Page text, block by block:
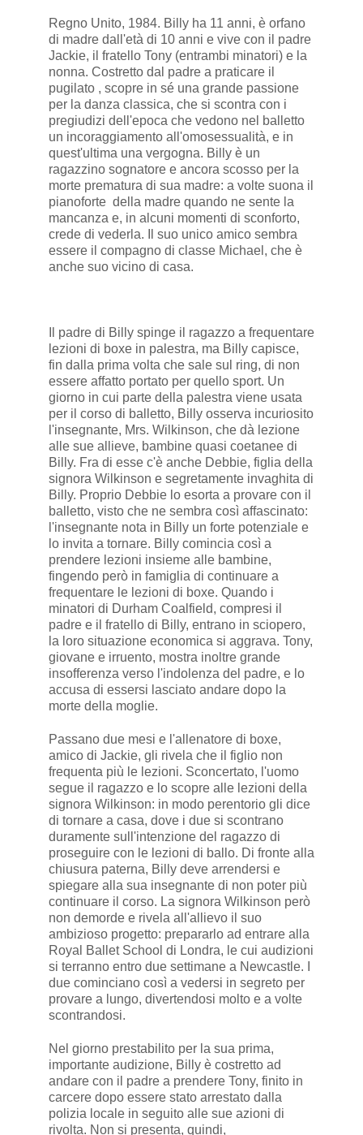
Regno Unito, 1984. Billy ha 11 anni, è orfano
di madre dall'età di 10 anni e vive con il padre
Jackie, il fratello Tony (entrambi minatori) e la
nonna. Costretto dal padre a praticare il
pugilato , scopre in sé una grande passione
per la danza classica, che si scontra con i
pregiudizi dell'epoca che vedono nel balletto
un incoraggiamento all'omosessualità, e in
quest'ultima una vergogna. Billy è un
ragazzino sognatore e ancora scosso per la
morte prematura di sua madre: a volte suona il
pianoforte della madre quando ne sente la
mancanza e, in alcuni momenti di sconforto,
crede di vederla. Il suo unico amico sembra
essere il compagno di classe Michael, che è
anche suo vicino di casa.
Il padre di Billy spinge il ragazzo a frequentare
lezioni di boxe in palestra, ma Billy capisce,
fin dalla prima volta che sale sul ring, di non
essere affatto portato per quello sport. Un
giorno in cui parte della palestra viene usata
per il corso di balletto, Billy osserva incuriosito
l'insegnante, Mrs. Wilkinson, che dà lezione
alle sue allieve, bambine quasi coetanee di
Billy. Fra di esse c'è anche Debbie, figlia della
signora Wilkinson e segretamente invaghita di
Billy. Proprio Debbie lo esorta a provare con il
balletto, visto che ne sembra così affascinato:
l'insegnante nota in Billy un forte potenziale e
lo invita a tornare. Billy comincia così a
prendere lezioni insieme alle bambine,
fingendo però in famiglia di continuare a
frequentare le lezioni di boxe. Quando i
minatori di Durham Coalfield, compresi il
padre e il fratello di Billy, entrano in sciopero,
la loro situazione economica si aggrava. Tony,
giovane e irruento, mostra inoltre grande
insofferenza verso l'indolenza del padre, e lo
accusa di essersi lasciato andare dopo la
morte della moglie.
Passano due mesi e l'allenatore di boxe,
amico di Jackie, gli rivela che il figlio non
frequenta più le lezioni. Sconcertato, l'uomo
segue il ragazzo e lo scopre alle lezioni della
signora Wilkinson: in modo perentorio gli dice
di tornare a casa, dove i due si scontrano
duramente sull'intenzione del ragazzo di
proseguire con le lezioni di ballo. Di fronte alla
chiusura paterna, Billy deve arrendersi e
spiegare alla sua insegnante di non poter più
continuare il corso. La signora Wilkinson però
non demorde e rivela all'allievo il suo
ambizioso progetto: prepararlo ad entrare alla
Royal Ballet School di Londra, le cui audizioni
si terranno entro due settimane a Newcastle. I
due cominciano così a vedersi in segreto per
provare a lungo, divertendosi molto e a volte
scontrandosi.
Nel giorno prestabilito per la sua prima,
importante audizione, Billy è costretto ad
andare con il padre a prendere Tony, finito in
carcere dopo essere stato arrestato dalla
polizia locale in seguito alle sue azioni di
rivolta. Non si presenta, quindi,